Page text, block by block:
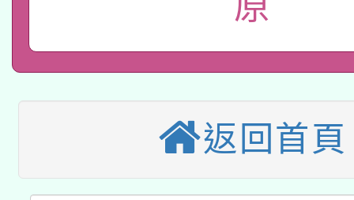
年度COVID-19疫苗接
接種對象擴大為「滿6
接種之民眾」措施，
月28日止
轉知經濟部水利署委託
業技術研究院辦理「
用水績優單位及節水達
115年8月22日(星期六
桃園市孔廟祈福系列
開 智慧啟航」
2026年桃園地景藝術
「2026桃園藝術巡演
關事宜
轉知教育部國民及學前
返回首頁